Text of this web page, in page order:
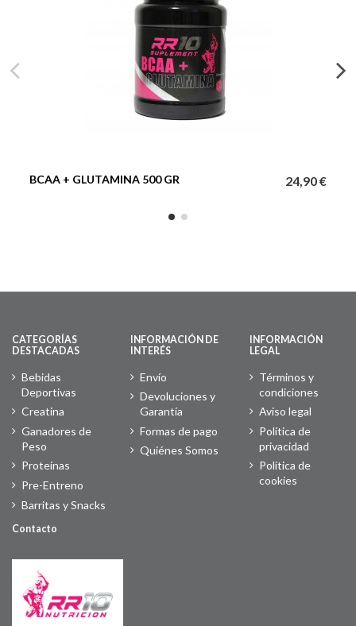
BCAA + GLUTAMINA 500 GR 24,90 €
CATEGORÍAS
DESTACADAS
Bebidas
Deportivas
Creatina
Ganadores de
Peso
Proteínas
Pre-Entreno
Barritas y Snacks
INFORMACIÓN DE
INTERÉS
Envío
Devoluciones y
Garantía
Formas de pago
Quiénes Somos
INFORMACIÓN
LEGAL
Términos y
condiciones
Aviso legal
Política de
privacidad
Política de
cookies
Contacto